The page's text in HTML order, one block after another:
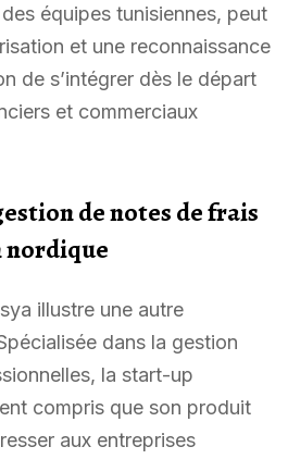
équipes tunisiennes, peut
et une reconnaissance
de s’intégrer dès le départ
et commerciaux
de notes de frais
nordique
illustre une autre
dans la gestion
la start-up
compris que son produit
aux entreprises